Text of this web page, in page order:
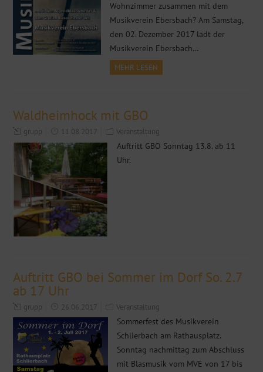
Wohnzimmer zusammen mit dem
Musikverein Ebersbach? Am Samstag,
den 02. Dezember 2017 lädt der
Musikverein Ebersbach…
MEHR LESEN
Waldheimhock mit GBO
grupp 11.08.2017 Veranstaltung
Auftritt GBO Sonntag 13.8. ab 11
Uhr.
Auftritt GBO bei Sommer im Dorf So. 2.7
ab 17 Uhr
grupp 26.06.2017 Veranstaltung
Sommerfest des Musikverein
Schlierbach am Rathausplatz.
Sonntag nachmittag zum Abschluss
mit Blasmusik vom MVE von 17 bis